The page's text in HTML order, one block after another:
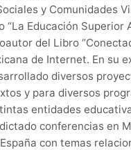
y Comunidades
“La Educación Superior
del Libro
de Internet. En su
diversos
y para diversos
entidades
conferencias en
con temas